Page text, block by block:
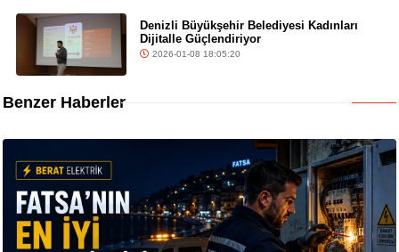
Denizli Büyükşehir Belediyesi Kadınları
Dijitalle Güçlendiriyor
2026-01-08 18:05:20
Benzer Haberler